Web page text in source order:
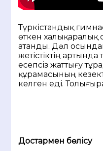
Түркістандық
өткен халықаралық
атанды. Дәл
жетістіктің
есепсіз жаттығу
құрамасының
келген еді.
Достармен бөлісу